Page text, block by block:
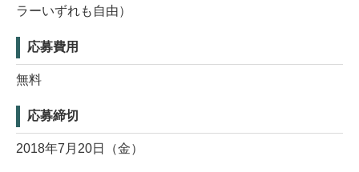
ラーいずれも自由）
応募費用
無料
応募締切
2018年7月20日（金）